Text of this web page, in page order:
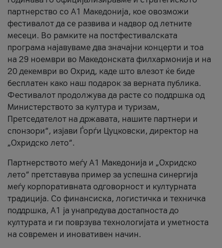
партнерство со А1 Македонија, кое овозможи
фестивалот да се развива и надвор од летните
месеци. Во рамките на постфестивалската
програма најавуваме два значајни концерти и тоа
на 29 ноември во Македонската филхармонија и на
20 декември во Охрид, каде што влезот ќе биде
бесплатен како наш подарок за верната публика.
Фестивалот продолжува да расте со поддршка од
Министерството за култура и туризам,
Претседателот на државата, нашите партнери и
спонзори“, изјави Ѓорѓи Цуцковски, директор на
„Охридско лето“.
Партнерството меѓу A1 Македонија и „Охридско
лето“ претставува пример за успешна синергија
меѓу корпоративната одговорност и културната
традиција. Со финансиска, логистичка и техничка
поддршка, A1 ја унапредува достапноста до
културата и ги поврзува технологијата и уметноста
на современ и иновативен начин.